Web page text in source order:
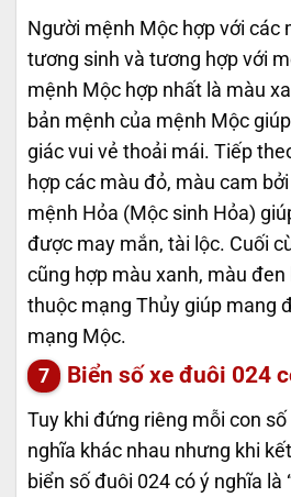
Người mệnh Mộc hợp với các
tương sinh và tương hợp với
mệnh Mộc hợp nhất là màu
bản mệnh của mệnh Mộc
giác vui vẻ thoải mái. Tiếp
hợp các màu đỏ, màu cam
mệnh Hỏa (Mộc sinh Hỏa)
được may mắn, tài lộc. Cuối
cũng hợp màu xanh, màu
thuộc mạng Thủy giúp mang
mạng Mộc.
Biển số xe đuôi 024
Tuy khi đứng riêng mỗi con
nghĩa khác nhau nhưng khi
biển số đuôi 024 có ý nghĩa là